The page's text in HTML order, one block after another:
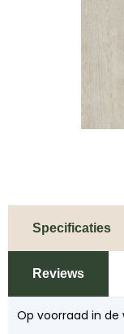
Specificaties
Reviews
Op voorraad in